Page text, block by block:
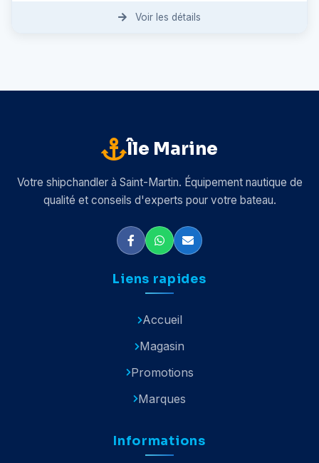
Voir les détails
Île Marine
Votre shipchandler à Saint-Martin. Équipement nautique de
qualité et conseils d'experts pour votre bateau.
Liens rapides
Accueil
Magasin
Promotions
Marques
Informations